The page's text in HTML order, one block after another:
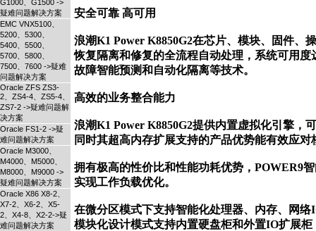
G1000、G1500 ->
疑难问题解决方案
EMC VNX5100、
5200、5300、
5400、5500、
5700、5800、
7500、7600 ->疑难
问题解决方案
Oracle ZFS ZS3-
2、ZS4-4、ZS5-4、
ZS7-2 ->疑难问题解
决方案
Oracle FS1-2 ->疑
难问题解决方案
Oracle M3000、
M4000、M5000、
M8000、M9000 ->
疑难问题解决方案
Oracle X86 X8-2、
X7-2、X6-2、X5-
2、X4-8、X2-2->疑
难问题解决方案
安全可靠 高可用
浪潮K1 Power K8850G2在芯片、模块、固件、
恢复隔离和修复的全流程自动处理，系统可用
故障智能预测和自动化隔离等技术。
高效的业务整合能力
浪潮K1 Power K8850G2提供内置虚拟化引擎，
同时其超高内存扩展支持的产品优势能有效应
拥有极高的性价比和性能功耗优势，POWER9
实现工作负载优化。
在微分区模式下支持智能化处理器、内存、网
模块化设计模式支持内置硬盘柜和外置IO扩展